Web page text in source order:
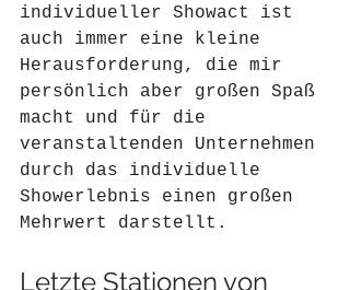
individueller Showact ist
auch immer eine kleine
Herausforderung, die mir
persönlich aber großen Spaß
macht und für die
veranstaltenden Unternehmen
durch das individuelle
Showerlebnis einen großen
Mehrwert darstellt.
Letzte Stationen von